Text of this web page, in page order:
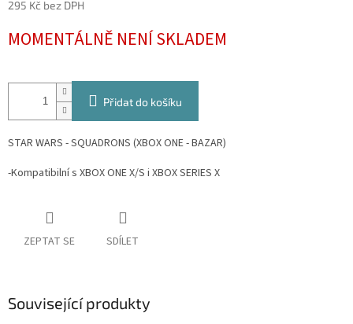
295 Kč bez DPH
cena:
MOMENTÁLNĚ NENÍ SKLADEM
Přidat do košíku
STAR WARS - SQUADRONS (XBOX ONE - BAZAR)
-Kompatibilní s XBOX ONE X/S i XBOX SERIES X
ZEPTAT SE SDÍLET
Související produkty